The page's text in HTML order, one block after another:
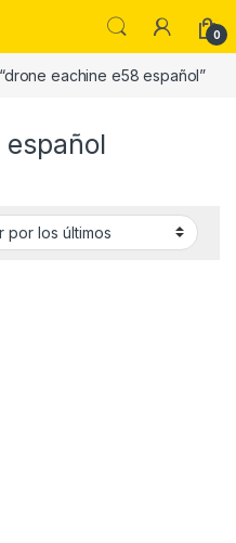
0
eachine e58 español”